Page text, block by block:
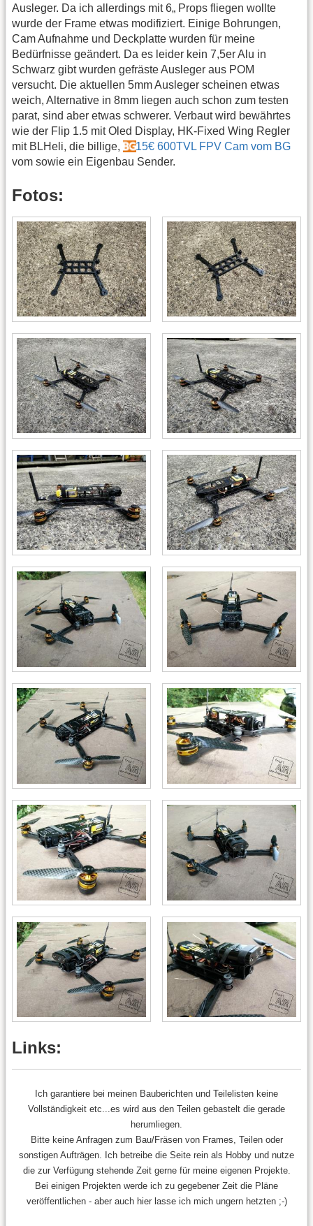
Ausleger. Da ich allerdings mit 6„ Props fliegen wollte
wurde der Frame etwas modifiziert. Einige Bohrungen,
Cam Aufnahme und Deckplatte wurden für meine
Bedürfnisse geändert. Da es leider kein 7,5er Alu in
Schwarz gibt wurden gefräste Ausleger aus POM
versucht. Die aktuellen 5mm Ausleger scheinen etwas
weich, Alternative in 8mm liegen auch schon zum testen
parat, sind aber etwas schwerer. Verbaut wird bewährtes
wie der Flip 1.5 mit Oled Display, HK-Fixed Wing Regler
mit BLHeli, die billige,
15€ 600TVL FPV Cam vom BG
vom sowie ein Eigenbau Sender.
Fotos:
Links:
Ich garantiere bei meinen Bauberichten und Teilelisten keine
Vollständigkeit etc...es wird aus den Teilen gebastelt die gerade
herumliegen.
Bitte keine Anfragen zum Bau/Fräsen von Frames, Teilen oder
sonstigen Aufträgen. Ich betreibe die Seite rein als Hobby und nutze
die zur Verfügung stehende Zeit gerne für meine eigenen Projekte.
Bei einigen Projekten werde ich zu gegebener Zeit die Pläne
veröffentlichen - aber auch hier lasse ich mich ungern hetzten ;-)